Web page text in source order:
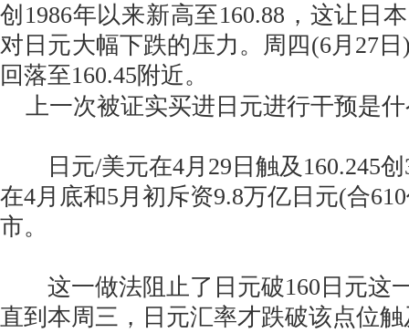
创1986年以来新高至160.88，这让日
对日元大幅下跌的压力。周四(6月27
回落至160.45附近。
上一次被证实买进日元进行干预是
日元/美元在4月29日触及160.245创
在4月底和5月初斥资9.8万亿日元(合
市。
这一做法阻止了日元破160日元这
直到本周三，日元汇率才跌破该点位